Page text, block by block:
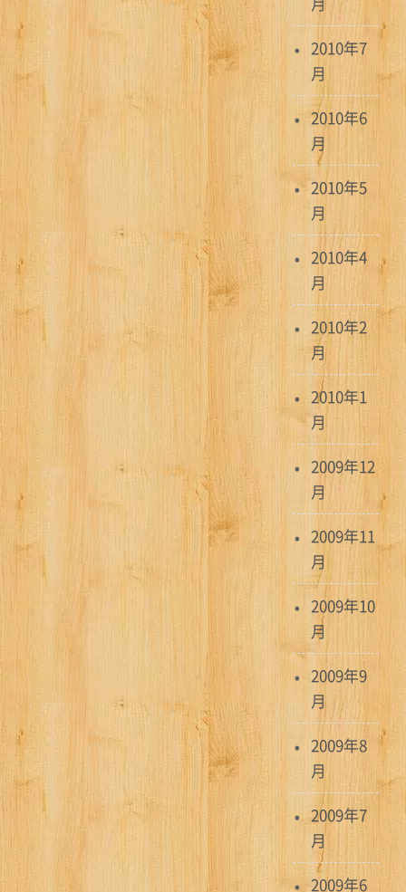
2010年7
月
2010年6
月
2010年5
月
2010年4
月
2010年2
月
2010年1
月
2009年12
月
2009年11
月
2009年10
月
2009年9
月
2009年8
月
2009年7
月
2009年6